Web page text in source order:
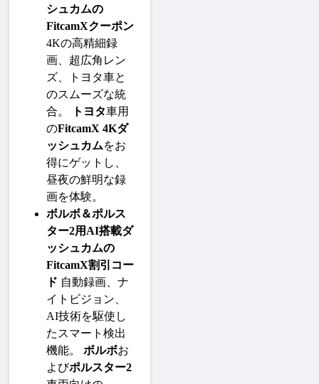
シュカムの
FitcamXクーポン
4Kの高精細録
画、超広角レン
ズ、トヨタ車と
のスムーズな統
合。
トヨタ車用
のFitcamX 4Kダ
ッシュカムをお
得にゲットし、
昼夜の鮮明な録
画を体験。
ボルボ＆ポルス
ター2用AI搭載ダ
ッシュカムの
FitcamX割引コー
ド 自動録画、ナ
イトビジョン、
AI技術を駆使し
たスマート検出
機能。 ボルボお
よびポルスター2